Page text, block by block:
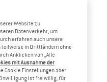
Website zu
Datenverkehr, um
erfahren auch unsere
teilweise in Drittländern ohne
Anklicken von „Alle
mit Ausnahme der
Cookie Einstellungen aber
ist freiwillig, für